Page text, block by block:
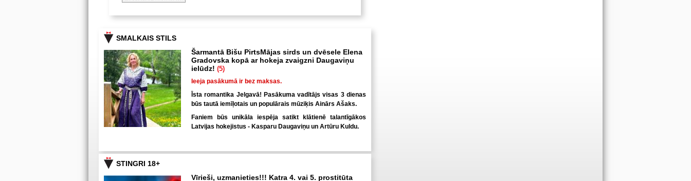
SMALKAIS STILS
Šarmantā Bišu PirtsMājas sirds un dvēsele Elena
Gradovska kopā ar hokeja zvaigzni Daugaviņu
ielūdz! (5)
Ieeja pasākumā ir bez maksas.
Īsta romantika Jelgavā! Pasākuma vadītājs visas 3 dienas
būs tautā iemīļotais un populārais mūziķis Ainārs Ašaks.
Faniem būs unikāla iespēja satikt klātienē talantīgākos
Latvijas hokejistus - Kasparu Daugaviņu un Artūru Kuldu.
STINGRI 18+
Vīrieši, uzmanieties!!! Katra 4. vai 5. prostitūta